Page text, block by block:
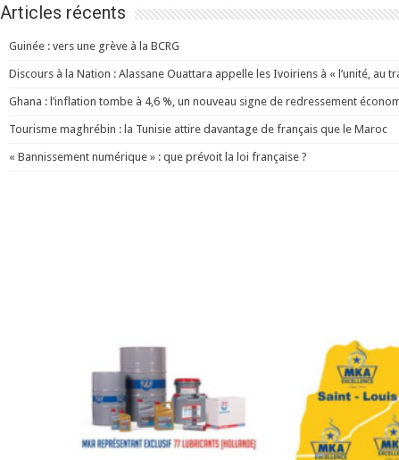
Articles récents
Guinée : vers une grève à la BCRG
Discours à la Nation : Alassane Ouattara appelle les Ivoiriens à « l’unité, au
Ghana : l’inflation tombe à 4,6 %, un nouveau signe de redressement
Tourisme maghrébin : la Tunisie attire davantage de français que le Maroc
« Bannissement numérique » : que prévoit la loi française ?